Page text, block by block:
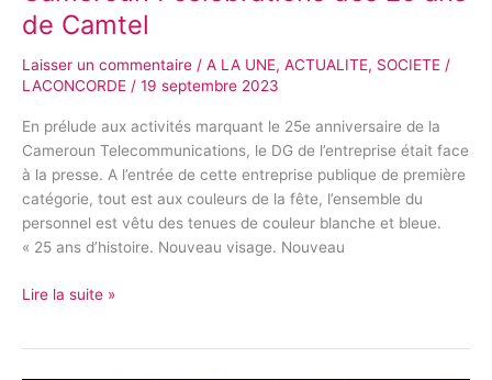
de Camtel
Laisser un commentaire / A LA UNE, ACTUALITE, SOCIETE /
LACONCORDE / 19 septembre 2023
En prélude aux activités marquant le 25e anniversaire de la
Cameroun Telecommunications, le DG de l’entreprise était face
à la presse. A l’entrée de cette entreprise publique de première
catégorie, tout est aux couleurs de la fête, l’ensemble du
personnel est vêtu des tenues de couleur blanche et bleue.
« 25 ans d’histoire. Nouveau visage. Nouveau
Lire la suite »